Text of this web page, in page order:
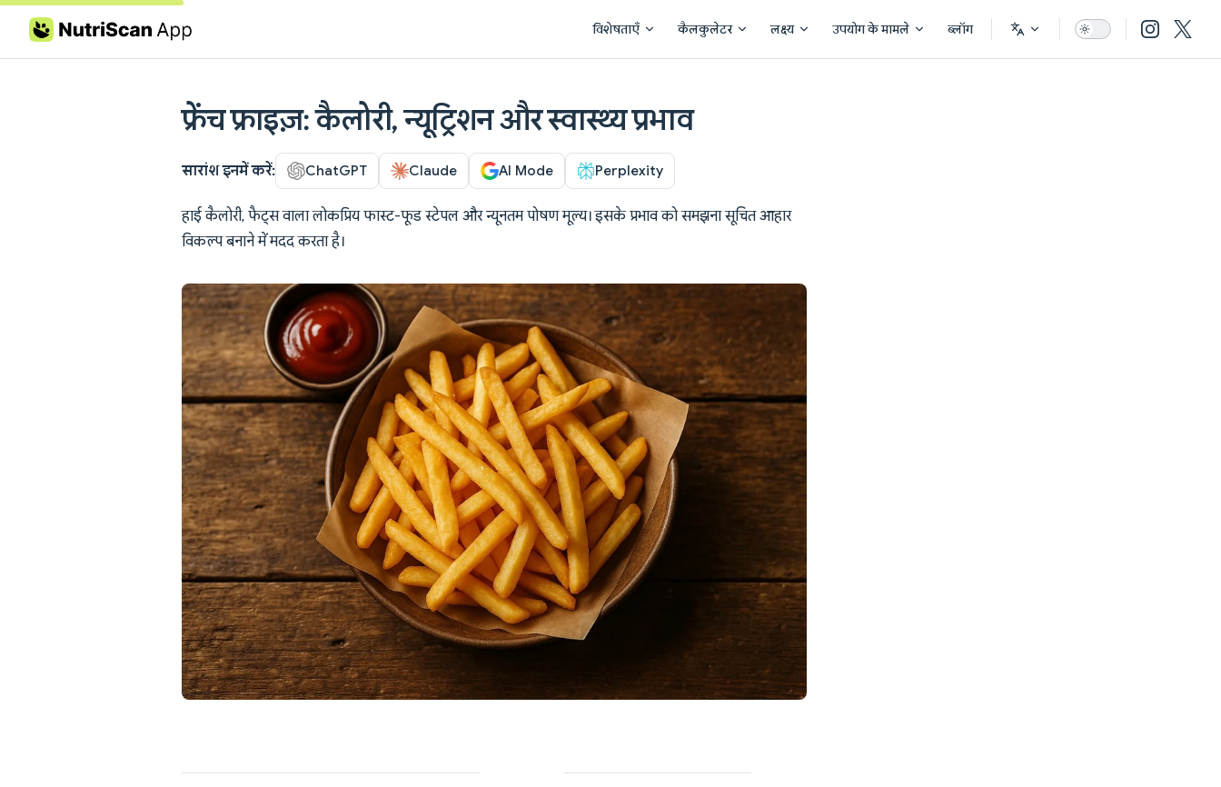
Skip to content विशेषताएँ कैलकुलेटर लक्ष्य उपयोग के मामले ब्लॉग
फ्रेंच फ्राइज़: कैलोरी, न्यूट्रिशन और स्वास्थ्य प्रभाव
सारांश इनमें करें: ChatGPT Claude AI Mode Perplexity
हाई कैलोरी, फैट्स वाला लोकप्रिय फास्ट-फूड स्टेपल और न्यूनतम पोषण मूल्य। इसके प्रभाव को समझना सूचित आहार
विकल्प बनाने में मदद करता है।